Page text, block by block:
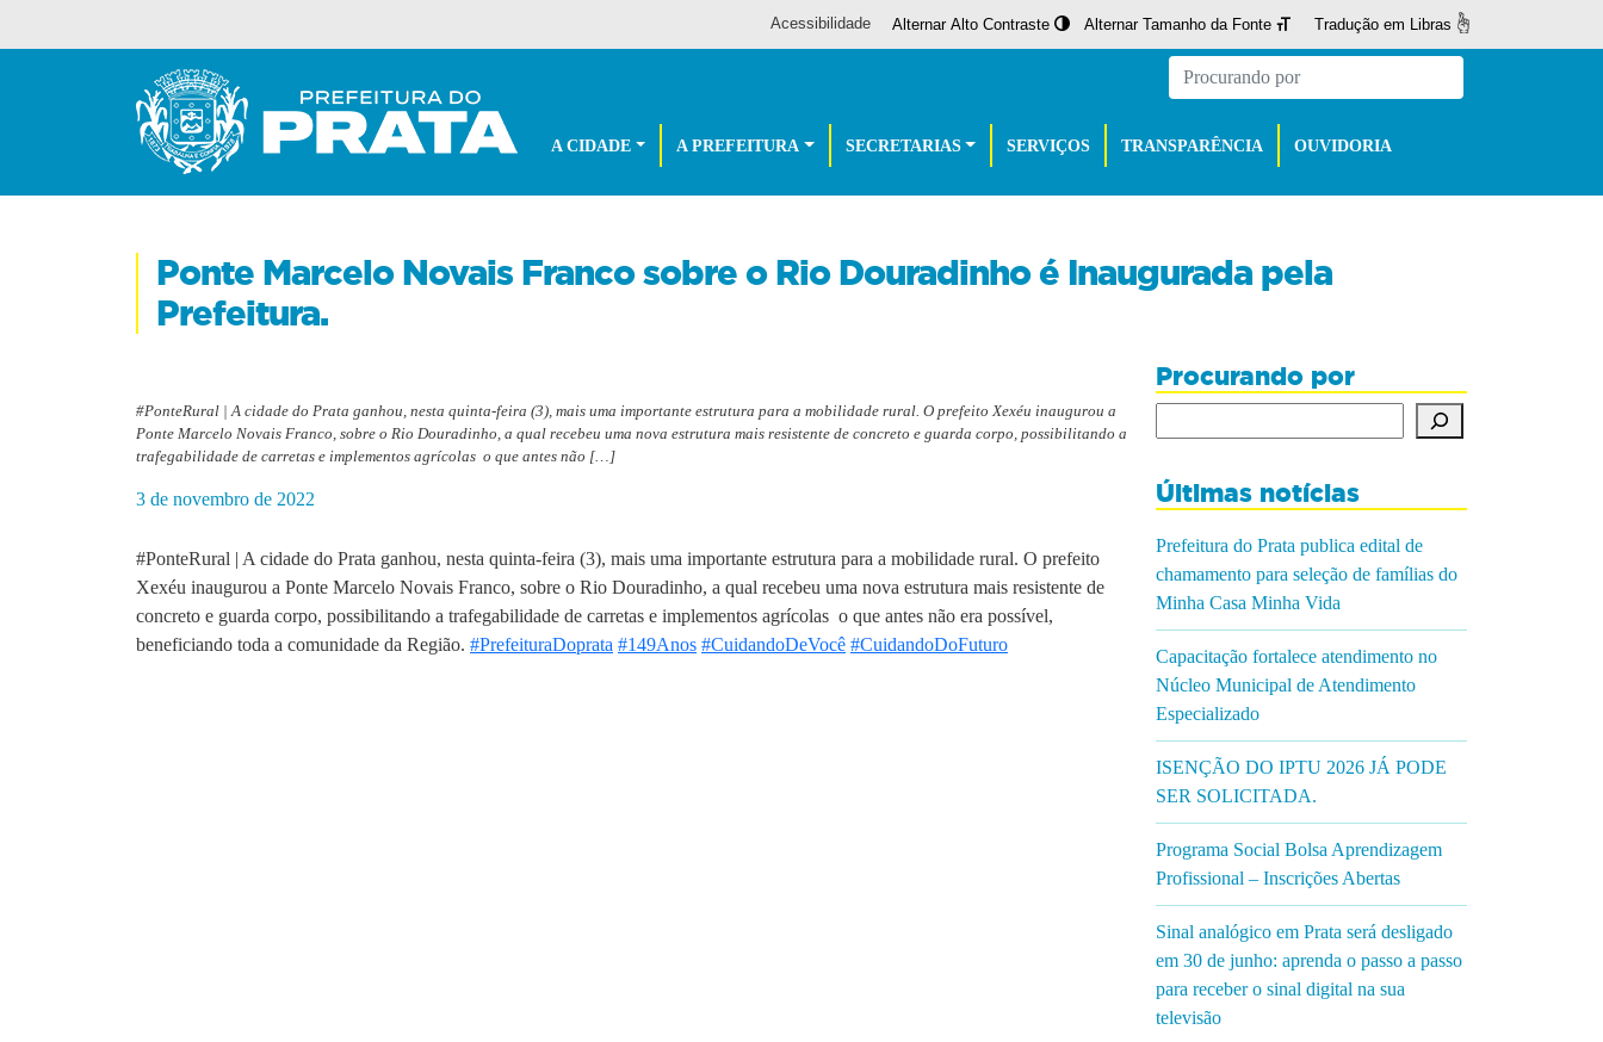
Tradução em Libras
Alternar Alto Contraste Alternar Tamanho da Fonte
Acessibilidade
A CIDADE A PREFEITURA SECRETARIAS SERVIÇOS TRANSPARÊNCIA OUVIDORIA
Ponte Marcelo Novais Franco sobre o Rio Douradinho é Inaugurada pela
Prefeitura.
#PonteRural | A cidade do Prata ganhou, nesta quinta-feira (3), mais uma importante estrutura para a mobilidade rural. O prefeito Xexéu inaugurou a
Ponte Marcelo Novais Franco, sobre o Rio Douradinho, a qual recebeu uma nova estrutura mais resistente de concreto e guarda corpo, possibilitando a
trafegabilidade de carretas e implementos agrícolas o que antes não […]
3 de novembro de 2022
#PonteRural | A cidade do Prata ganhou, nesta quinta-feira (3), mais uma importante estrutura para a mobilidade rural. O prefeito
Xexéu inaugurou a Ponte Marcelo Novais Franco, sobre o Rio Douradinho, a qual recebeu uma nova estrutura mais resistente de
concreto e guarda corpo, possibilitando a trafegabilidade de carretas e implementos agrícolas o que antes não era possível,
beneficiando toda a comunidade da Região. #PrefeituraDoprata #149Anos #CuidandoDeVocê #CuidandoDoFuturo
Procurando por
Últimas notícias
Prefeitura do Prata publica edital de
chamamento para seleção de famílias do
Minha Casa Minha Vida
Capacitação fortalece atendimento no
Núcleo Municipal de Atendimento
Especializado
ISENÇÃO DO IPTU 2026 JÁ PODE
SER SOLICITADA.
Programa Social Bolsa Aprendizagem
Profissional – Inscrições Abertas
Sinal analógico em Prata será desligado
em 30 de junho: aprenda o passo a passo
para receber o sinal digital na sua
televisão